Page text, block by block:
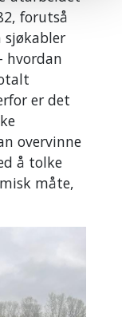
forutså
sjøkabler
hvordan
er det
overvinne
å tolke
måte,